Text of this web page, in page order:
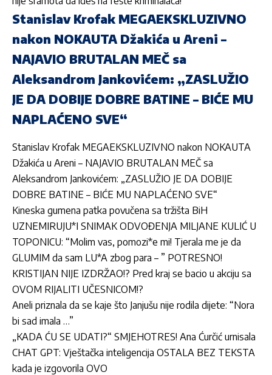
Stanislav Krofak MEGAEKSKLUZIVNO
nakon NOKAUTA Džakića u Areni –
NAJAVIO BRUTALAN MEČ sa
Aleksandrom Jankovićem: „ZASLUŽIO
JE DA DOBIJE DOBRE BATINE – BIĆE MU
NAPLAĆENO SVE“
Stanislav Krofak MEGAEKSKLUZIVNO nakon NOKAUTA
Džakića u Areni – NAJAVIO BRUTALAN MEČ sa
Aleksandrom Jankovićem: „ZASLUŽIO JE DA DOBIJE
DOBRE BATINE – BIĆE MU NAPLAĆENO SVE“
Kineska gumena patka povučena sa tržišta BiH
UZNEMIRUJU*I SNIMAK ODVOĐENJA MILJANE KULIĆ U
TOPONICU: “Molim vas, pomozi*e mi! Tjerala me je da
GLUMIM da sam LU*A zbog para – ” POTRESNO!
KRISTIJAN NIJE IZDRŽAO!? Pred kraj se bacio u akciju sa
OVOM RIJALITI UČESNICOM!?
Aneli priznala da se kaje što Janjušu nije rodila dijete: “Nora
bi sad imala …”
„KADA ĆU SE UDATI?“ SMJEHOTRES! Ana Ćurčić urnisala
CHAT GPT: Vještačka inteligencija OSTALA BEZ TEKSTA
kada je izgovorila OVO